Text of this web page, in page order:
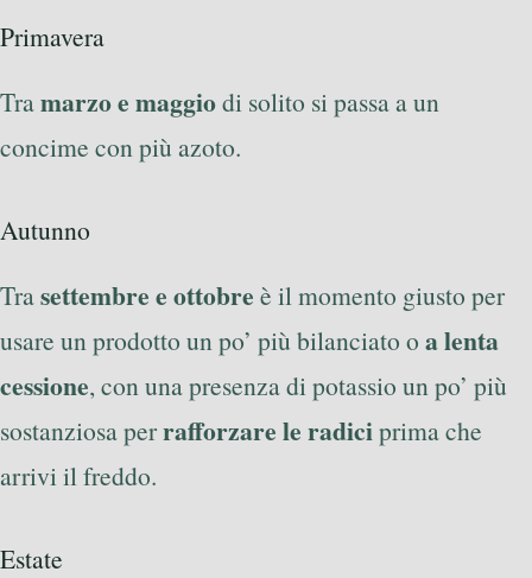
Primavera
Tramarzo e maggiodi solito si passa a un
concime con più azoto.
Autunno
Trasettembre e ottobre è il momento giusto per
usare un prodotto un po’ più bilanciato o a lenta
cessione, con una presenza di potassio un po’ più
sostanziosa perrafforzare le radiciprima che
arrivi il freddo.
Estate